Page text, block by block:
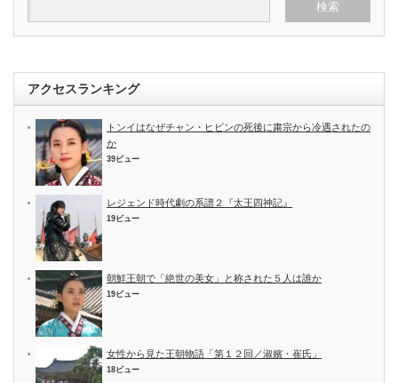
アクセスランキング
トンイはなぜチャン・ヒビンの死後に粛宗から冷遇されたの
か
39ビュー
レジェンド時代劇の系譜２『太王四神記』
19ビュー
朝鮮王朝で「絶世の美女」と称された５人は誰か
19ビュー
女性から見た王朝物語「第１２回／淑嬪・崔氏」
18ビュー